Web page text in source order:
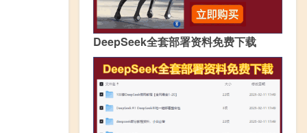
DeepSeek全套部署资料免费下载